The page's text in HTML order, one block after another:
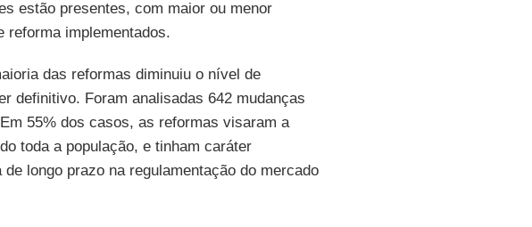
estão presentes, com maior ou menor
reforma implementados.
das reformas diminuiu o nível de
definitivo. Foram analisadas 642 mudanças
55% dos casos, as reformas visaram a
toda a população, e tinham caráter
longo prazo na regulamentação do mercado